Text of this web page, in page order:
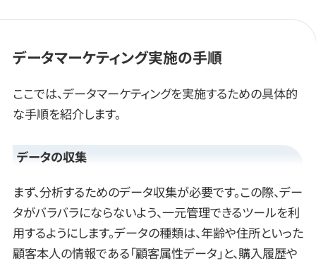
データマーケティング実施の手順
ここでは、データマーケティングを実施するための具体的
な手順を紹介します。
データの収集
まず、分析するためのデータ収集が必要です。この際、デー
タがバラバラにならないよう、一元管理できるツールを利
用するようにします。データの種類は、年齢や住所といった
顧客本人の情報である「顧客属性データ」と、購入履歴や